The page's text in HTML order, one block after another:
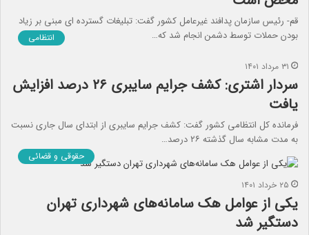
قم- رئیس سازمان پدافند غیرعامل کشور گفت: تبلیغات گسترده ای مبنی بر زیاد
بودن حملات توسط دشمن انجام شد که…
انتظامی
۳۱ مرداد ۱۴۰۱
سردار اشتری: کشف جرایم سایبری ۲۶ درصد افزایش
یافت
فرمانده کل انتظامی کشور گفت: کشف جرایم سایبری از ابتدای سال جاری نسبت
به مدت مشابه سال گذشته ۲۶ درصد…
حقوقی و قضائی
۲۵ خرداد ۱۴۰۱
یکی از عوامل هک سامانه‌های شهرداری تهران
دستگیر شد